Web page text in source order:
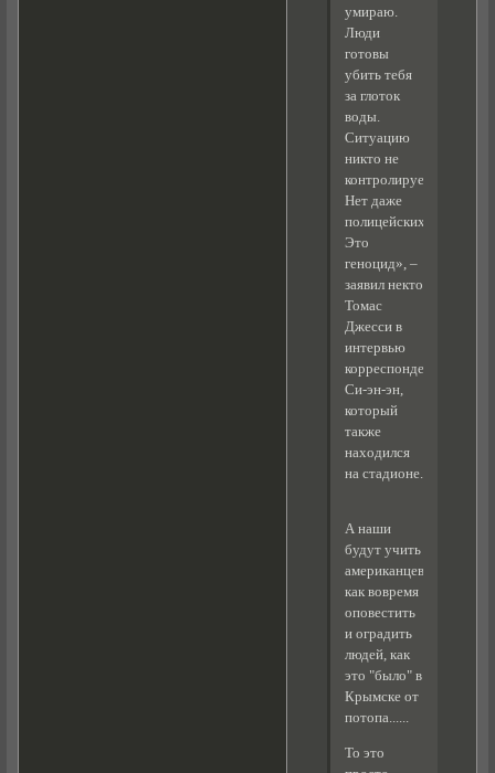
умираю.
Люди
готовы
убить тебя
за глоток
воды.
Ситуацию
никто не
контролирует.
Нет даже
полицейских.
Это
геноцид», –
заявил некто
Томас
Джесси в
интервью
корреспонденту
Си-эн-эн,
который
также
находился
на стадионе.
А наши
будут учить
американцев
как вовремя
оповестить
и оградить
людей, как
это "было" в
Крымске от
потопа......
То это